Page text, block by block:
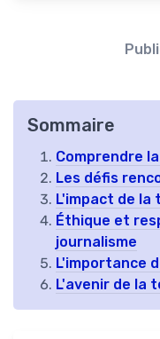
Sommaire
Comprendre
Les défis
L'impact de la
Éthique et
journalisme
L'importance
L'avenir de la